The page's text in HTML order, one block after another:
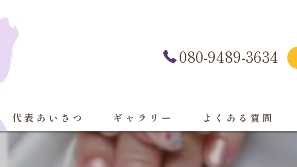
080-9489-3634
代表あいさつ ギャラリー よくある質問